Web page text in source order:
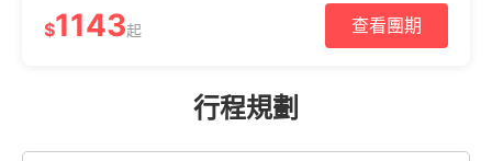
$1143起 查看團期
行程規劃